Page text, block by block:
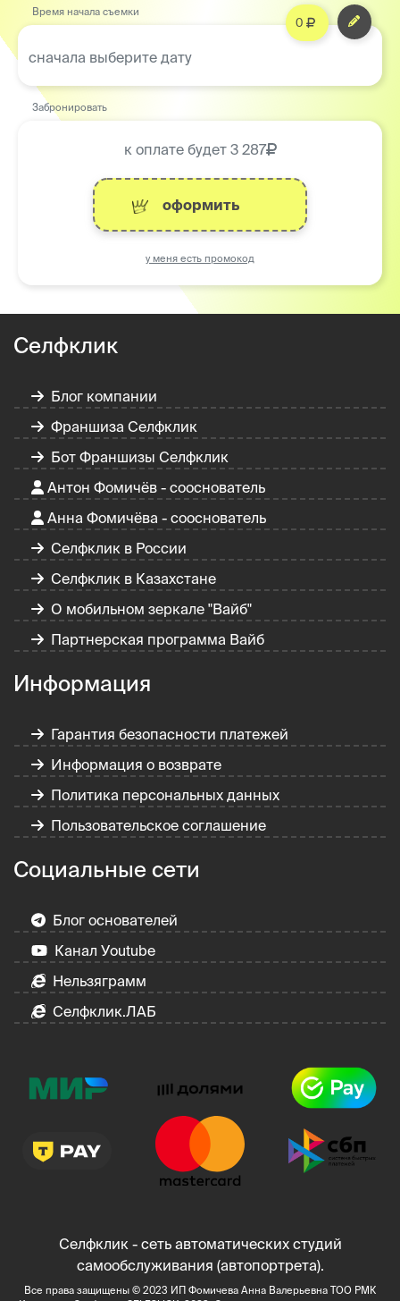
0
Время начала съемки
сначала выберите дату
Забронировать
к оплате будет 3 287
оформить
у меня есть промокод
Селфклик
Блог компании
Франшиза Селфклик
Бот Франшизы Селфклик
Антон Фомичёв - сооснователь
Анна Фомичёва - сооснователь
Селфклик в России
Селфклик в Казахстане
О мобильном зеркале "Вайб"
Партнерская программа Вайб
Информация
Гарантия безопасности платежей
Информация о возврате
Политика персональных данных
Пользовательское соглашение
Социальные сети
Блог основателей
Канал Уoutube
Нельзяграмм
Селфклик.ЛАБ
Селфклик - сеть автоматических студий
самообслуживания (автопортрета).
Все права защищены © 2023 ИП Фомичева Анна Валерьевна ТОО РМК